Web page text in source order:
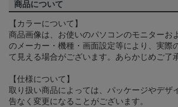
商品について
【カラーについて】
商品画像は、お使いのパソコンのモニターお
のメーカー・機種・画面設定等により、実際
て見える場合がございます。あらかじめご了
【仕様について】
取り扱い商品によっては、パッケージやデザ
告なく変更になることがございます。